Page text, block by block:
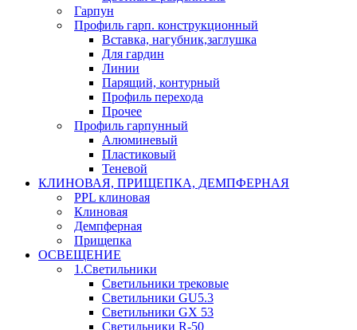
Гарпун
Профиль гарп. конструкционный
Вставка, нагубник,заглушка
Для гардин
Линии
Парящий, контурный
Профиль перехода
Прочее
Профиль гарпунный
Алюминевый
Пластиковый
Теневой
КЛИНОВАЯ, ПРИЩЕПКА, ДЕМПФЕРНАЯ
PPL клиновая
Клиновая
Демпферная
Прищепка
ОСВЕЩЕНИЕ
1.Светильники
Светильники трековые
Светильники GU5.3
Светильники GX 53
Светильники R-50